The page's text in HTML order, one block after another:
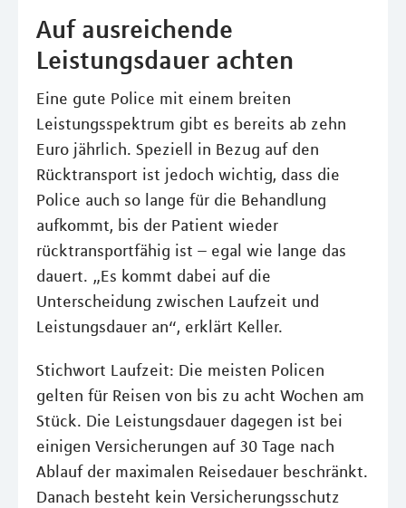
Auf ausreichende
Leistungsdauer achten
Eine gute Police mit einem breiten
Leistungsspektrum gibt es bereits ab zehn
Euro jährlich. Speziell in Bezug auf den
Rücktransport ist jedoch wichtig, dass die
Police auch so lange für die Behandlung
aufkommt, bis der Patient wieder
rücktransportfähig ist – egal wie lange das
dauert. „Es kommt dabei auf die
Unterscheidung zwischen Laufzeit und
Leistungsdauer an“, erklärt Keller.
Stichwort Laufzeit: Die meisten Policen
gelten für Reisen von bis zu acht Wochen am
Stück. Die Leistungsdauer dagegen ist bei
einigen Versicherungen auf 30 Tage nach
Ablauf der maximalen Reisedauer beschränkt.
Danach besteht kein Versicherungsschutz